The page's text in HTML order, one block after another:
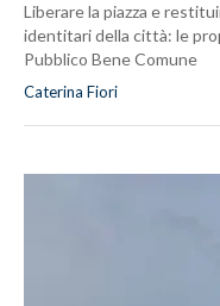
Liberare la piazza e
identitari della città: le
Pubblico Bene Comune
Caterina Fiori